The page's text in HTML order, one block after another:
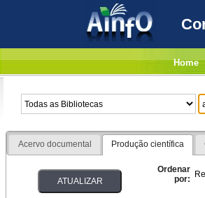
Home
Acervo documental Produção científica
Ordenar
por: